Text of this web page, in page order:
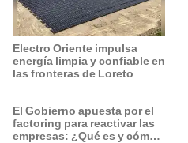
Electro Oriente impulsa
energía limpia y confiable en
las fronteras de Loreto
El Gobierno apuesta por el
factoring para reactivar las
empresas: ¿Qué es y cómo